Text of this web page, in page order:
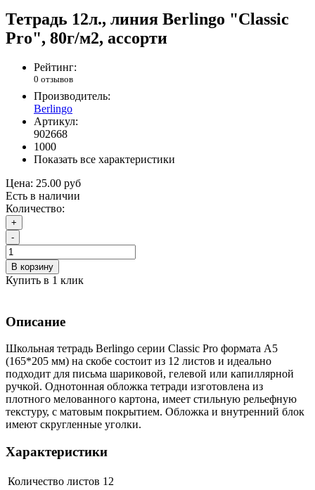
Тетрадь 12л., линия Berlingo "Classic
Pro", 80г/м2, ассорти
Рейтинг:
0 отзывов
Производитель:
Berlingo
Артикул:
902668
1000
Показать все характеристики
Цена: 25.00 руб
Есть в наличии
Количество:
+
-
В корзину
Купить в 1 клик
Описание
Школьная тетрадь Berlingo серии Classic Pro формата А5
(165*205 мм) на скобе состоит из 12 листов и идеально
подходит для письма шариковой, гелевой или капиллярной
ручкой. Однотонная обложка тетради изготовлена из
плотного мелованного картона, имеет стильную рельефную
текстуру, с матовым покрытием. Обложка и внутренний блок
имеют скругленные уголки.
Характеристики
Количество листов 12